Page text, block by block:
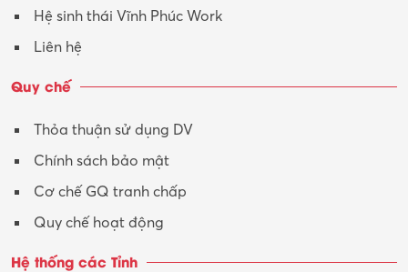
Hệ sinh thái Vĩnh Phúc Work
Liên hệ
Quy chế
Thỏa thuận sử dụng DV
Chính sách bảo mật
Cơ chế GQ tranh chấp
Quy chế hoạt động
Hệ thống các Tỉnh